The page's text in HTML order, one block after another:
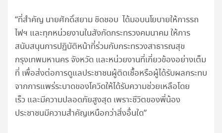
“ที่สำคัญ นายศักดิ์สยาม ชิดชอบ ได้มอบนโยบายให้การรถ
ไฟฯ และทุกหน่วยงานในสังกัดกระทรวงคมนาคม ให้การ
สนับสนุนการปฏิบัติหน้าที่ร่วมกับกระทรวงสาธารณสุข
กรุงเทพมหานคร จังหวัด และหน่วยงานที่เกี่ยวข้องอย่างเต็ม
ที่ เพื่อส่งต่อการดูแลประชาชนผู้ติดเชื้อหรือผู้ได้รับผลกระทบ
จากการแพร่ระบาดของโควิดให้ได้รับความช่วยเหลือโดย
เร็ว และมีความปลอดภัยสูงสุด เพราะชีวิตของพี่น้อง
ประชาชนมีความสำคัญเหนือกว่าสิ่งอื่นใด”